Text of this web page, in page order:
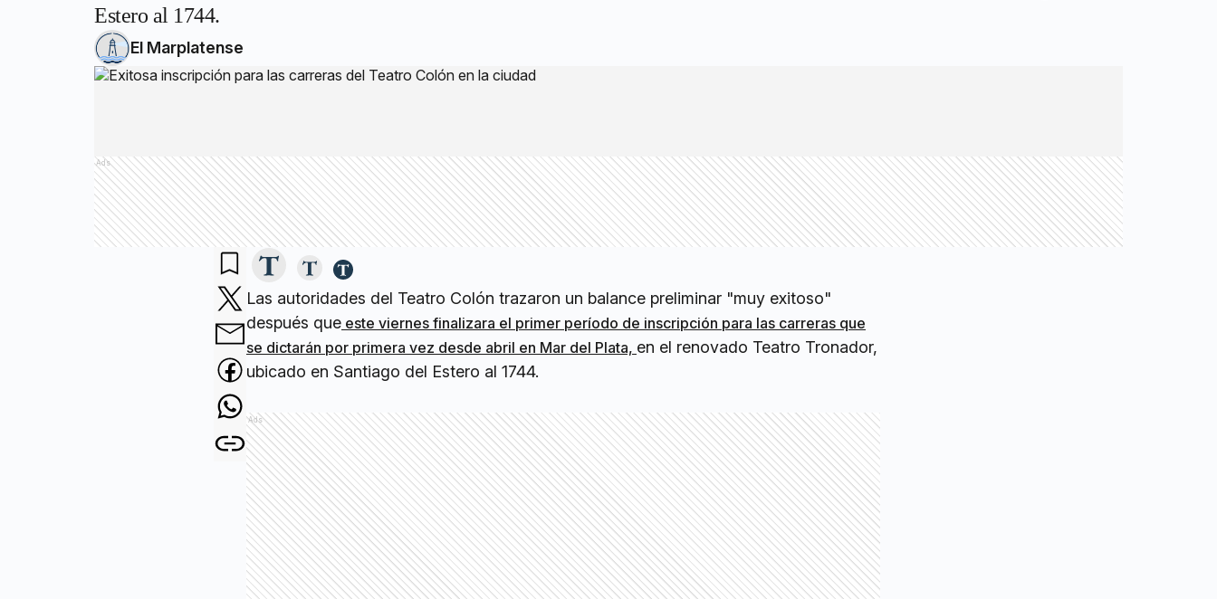
Estero al 1744.
El Marplatense
Ads
Las autoridades del Teatro Colón trazaron un balance preliminar "muy exitoso"
después que este viernes finalizara el primer período de inscripción para las carreras que
se dictarán por primera vez desde abril en Mar del Plata, en el renovado Teatro Tronador,
ubicado en Santiago del Estero al 1744.
Ads